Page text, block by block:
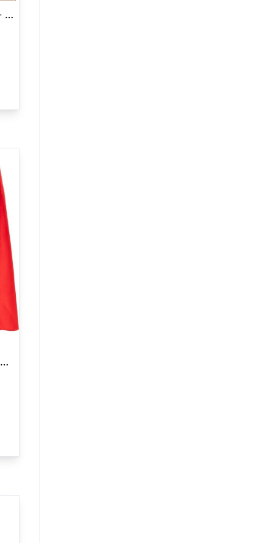
Kappe Til Børn – Fe Hjerter – Mimi & Lula
Rubies – Superman Padded Suit W. Cape – (98-104 Cm)